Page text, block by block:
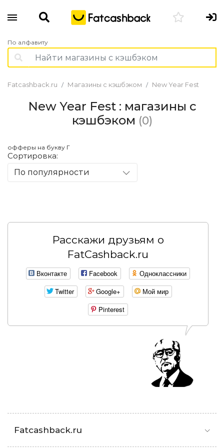
По алфавиту
Fatcashback.ru Магазины с кэшбэком New Year Fest
New Year Fest : магазины с
кэшбэком (0)
офферы на букву Г
Сортировка:
По популярности
Расскажи друзьям о
FatCashback.ru
Вконтакте Facebook
Одноклассники
Twitter
Google+
Мой мир
Pinterest
Fatcashback.ru